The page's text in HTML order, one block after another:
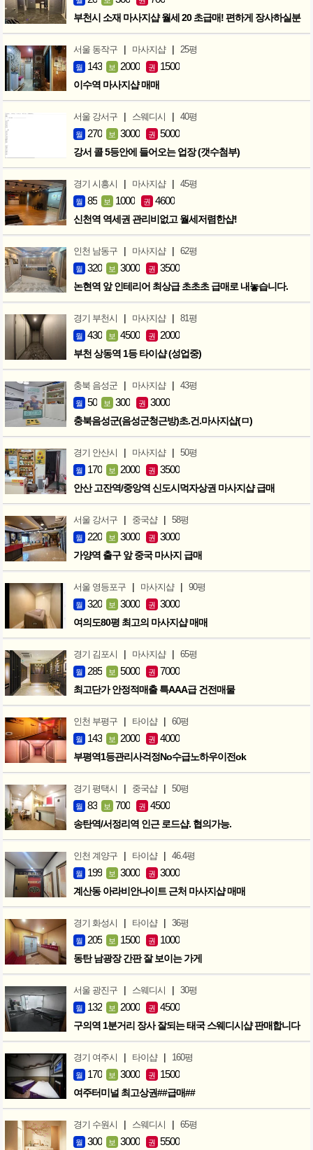
부천시 소재 마사지샵 월세 20 초급매! 편하게 장사하실분
서울 동작구 | 마사지샵 | 25평
월 143 보 2000 권 1500
이수역 마사지샵 매매
서울 강서구 | 스웨디시 | 40평
월 270 보 3000 권 5000
강서 콜 5등안에 들어오는 업장 (갯수첨부)
경기 시흥시 | 마사지샵 | 45평
월 85 보 1000 권 4600
신천역 역세권 관리비없고 월세저렴한샵!
인천 남동구 | 마사지샵 | 62평
월 320 보 3000 권 3500
논현역 앞 인테리어 최상급 초초초 급매로 내놓습니다.
경기 부천시 | 마사지샵 | 81평
월 430 보 4500 권 2000
부천 상동역 1등 타이샵 (성업중)
충북 음성군 | 마사지샵 | 43평
월 50 보 300 권 3000
충북음성군(음성군청근방)초.건.마사지샵(ㅁ)
경기 안산시 | 마사지샵 | 50평
월 170 보 2000 권 3500
안산 고잔역/중앙역 신도시먹자상권 마사지샵 급매
서울 강서구 | 중국샵 | 58평
월 220 보 3000 권 3000
가양역 출구 앞 중국 마사지 급매
서울 영등포구 | 마사지샵 | 90평
월 320 보 3000 권 3000
여의도80평 최고의 마사지샵 매매
경기 김포시 | 마사지샵 | 65평
월 285 보 5000 권 7000
최고단가 안정적매출 특AAA급 건전매물
인천 부평구 | 타이샵 | 60평
월 143 보 2000 권 4000
부평역1등관리사걱정No수급노하우이전ok
경기 평택시 | 중국샵 | 50평
월 83 보 700 권 4500
송탄역/서정리역 인근 로드샵. 협의가능.
인천 계양구 | 타이샵 | 46.4평
월 199 보 3000 권 3000
계산동 아라비안나이트 근처 마사지샵 매매
경기 화성시 | 타이샵 | 36평
월 205 보 1500 권 1000
동탄 남광장 간판 잘 보이는 가게
서울 광진구 | 스웨디시 | 30평
월 132 보 2000 권 4500
구의역 1분거리 장사 잘되는 태국 스웨디시샵 판매합니다
경기 여주시 | 타이샵 | 160평
월 170 보 3000 권 1500
여주터미널 최고상권##급매##
경기 수원시 | 스웨디시 | 65평
월 300 보 3000 권 5500